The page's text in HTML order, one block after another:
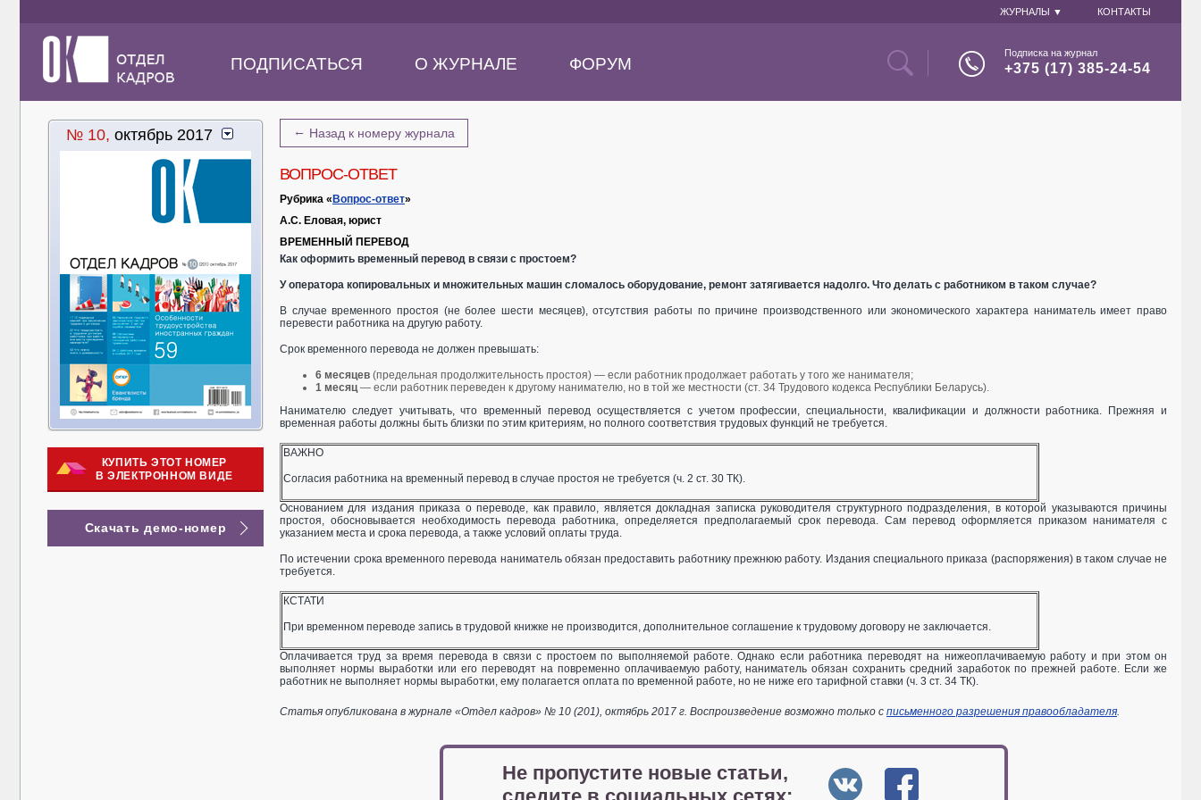
ЖУРНАЛЫ ▼ КОНТАКТЫ
ПОДПИСАТЬСЯ О ЖУРНАЛЕ ФОРУМ
Подписка на журнал
+375 (17) 385-24-54
№ 10, октябрь 2017
КУПИТЬ ЭТОТ НОМЕР
В ЭЛЕКТРОННОМ ВИДЕ
Скачать демо-номер
← Назад к номеру журнала
ВОПРОС-ОТВЕТ
Рубрика « Вопрос-ответ»
А.С. Еловая, юрист
ВРЕМЕННЫЙ ПЕРЕВОД
Как оформить временный перевод в связи с простоем?
У оператора копировальных и множительных машин сломалось оборудование, ремонт затягивается надолго. Что делать с работником в таком случае?
В случае временного простоя (не более шести месяцев), отсутствия работы по причине производственного или экономического характера наниматель имеет право
перевести работника на другую работу.
Срок временного перевода не должен превышать:
6 месяцев (предельная продолжительность простоя) — если работник продолжает работать у того же нанимателя;
1 месяц— если работник переведен к другому нанимателю, но в той же местности (ст. 34 Трудового кодекса Республики Беларусь).
Нанимателю следует учитывать, что временный перевод осуществляется с учетом профессии, специальности, квалификации и должности работника. Прежняя и
временная работы должны быть близки по этим критериям, но полного соответствия трудовых функций не требуется.
ВАЖНО
Согласия работника на временный перевод в случае простоя не требуется (ч. 2 ст. 30 ТК).
Основанием для издания приказа о переводе, как правило, является докладная записка руководителя структурного подразделения, в которой указываются причины
простоя, обосновывается необходимость перевода работника, определяется предполагаемый срок перевода. Сам перевод оформляется приказом нанимателя с
указанием места и срока перевода, а также условий оплаты труда.
По истечении срока временного перевода наниматель обязан предоставить работнику прежнюю работу. Издания специального приказа (распоряжения) в таком случае не
требуется.
КСТАТИ
При временном переводе запись в трудовой книжке не производится, дополнительное соглашение к трудовому договору не заключается.
Оплачивается труд за время перевода в связи с простоем по выполняемой работе. Однако если работника переводят на нижеоплачиваемую работу и при этом он
выполняет нормы выработки или его переводят на повременно оплачиваемую работу, наниматель обязан сохранить средний заработок по прежней работе. Если же
работник не выполняет нормы выработки, ему полагается оплата по временной работе, но не ниже его тарифной ставки (ч. 3 ст. 34 ТК).
Статья опубликована в журнале «Отдел кадров» № 10 (201), октябрь 2017 г. Воспроизведение возможно только с письменного разрешения правообладателя.
Не пропустите новые статьи,